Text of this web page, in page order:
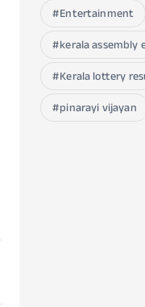
Entertainment
kerala assembly
Kerala lottery
pinarayi vijayan